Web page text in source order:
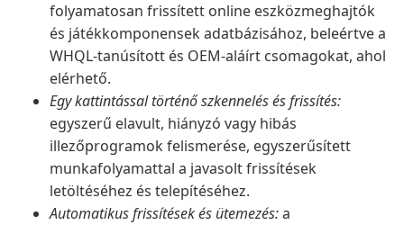
folyamatosan frissített online eszközmeghajtók
és játékkomponensek adatbázisához, beleértve a
WHQL-tanúsított és OEM-aláírt csomagokat, ahol
elérhető.
Egy kattintással történő szkennelés és frissítés:
egyszerű elavult, hiányzó vagy hibás
illezőprogramok felismerése, egyszerűsített
munkafolyamattal a javasolt frissítések
letöltéséhez és telepítéséhez.
Automatikus frissítések és ütemezés:a